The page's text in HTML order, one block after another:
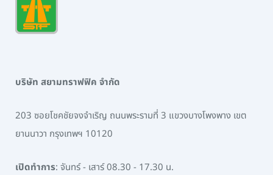
บริษัท สยามทราฟฟิค จำกัด
203 ซอยโชคชัยจงจำเริญ ถนนพระรามที่ 3 แขวงบางโพงพาง เขต
ยานนาวา กรุงเทพฯ 10120
เปิดทำการ: จันทร์ - เสาร์ 08.30 - 17.30 น.